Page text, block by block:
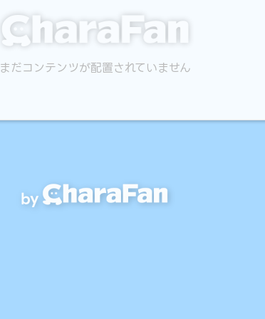
まだコンテンツが配置されていません
by